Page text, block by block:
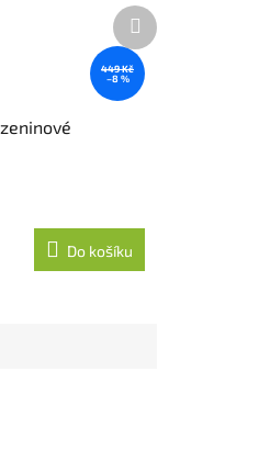
449 Kč
–8 %
Do košíku
Další
produkt